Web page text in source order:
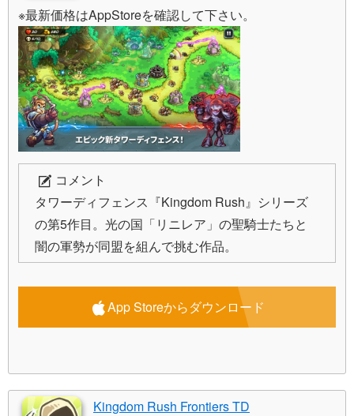
※最新価格はAppStoreを確認して下さい。
コメント
タワーディフェンス『Kingdom Rush』シリーズ
の第5作目。光の国「リニレア」の聖騎士たちと
闇の軍勢が同盟を組んで挑む作品。
App Storeからダウンロード
Kingdom Rush Frontiers TD